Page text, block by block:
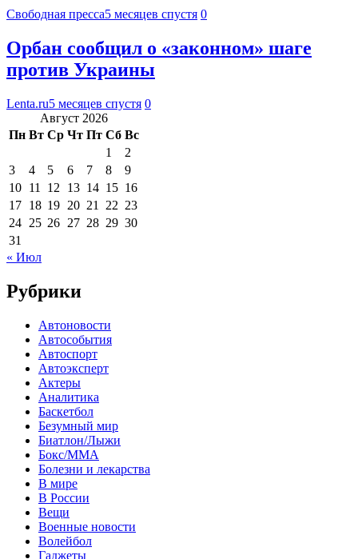
Свободная пресса5 месяцев спустя 0
Орбан сообщил о «законном» шаге
против Украины
Lenta.ru5 месяцев спустя 0
Август 2026
Пн Вт Ср Чт Пт Сб Вс
1
2
3
4 5 6 7 8
9
10 11 12 13 14 15 16
17 18 19 20 21 22 23
24 25 26 27 28 29 30
31
« Июл
Рубрики
Автоновости
Автособытия
Автоспорт
Автоэксперт
Актеры
Аналитика
Баскетбол
Безумный мир
Биатлон/Лыжи
Бокс/MMA
Болезни и лекарства
В мире
В России
Вещи
Военные новости
Волейбол
Гаджеты